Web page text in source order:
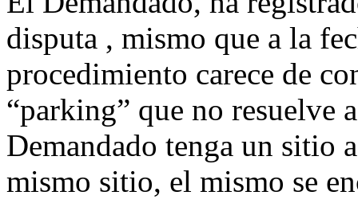
disputa , mismo que a la
procedimiento carece de
“parking” que no resuelve
Demandado tenga un sitio
mismo sitio, el mismo se